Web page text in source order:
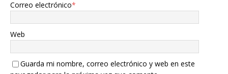
Correo electrónico*
Web
Guarda mi nombre, correo electrónico y web en este